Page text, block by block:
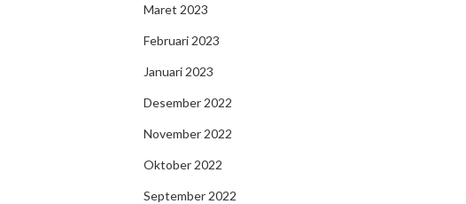
Maret 2023
Februari 2023
Januari 2023
Desember 2022
November 2022
Oktober 2022
September 2022